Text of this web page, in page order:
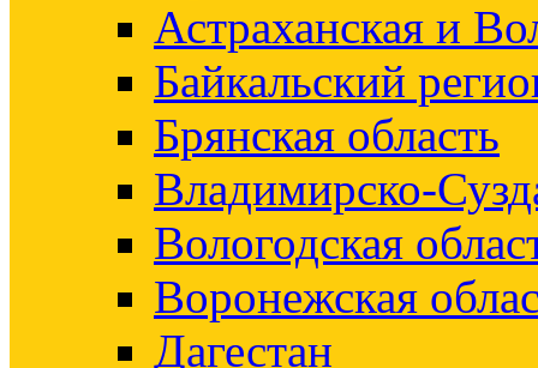
Астраханская и
Байкальский
Брянская область
Владимирско-
Вологодская
Воронежская
Дагестан